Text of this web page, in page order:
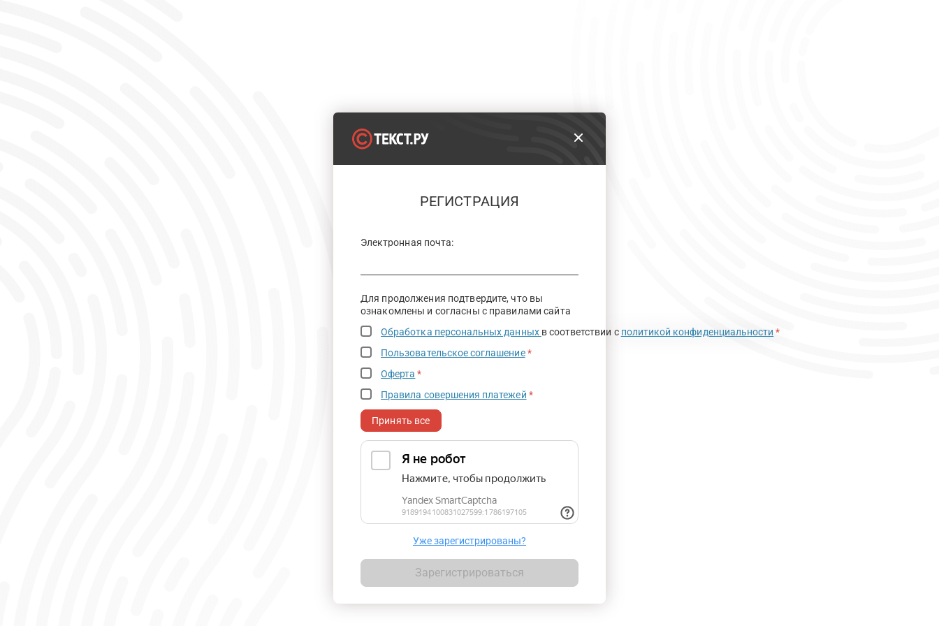
РЕГИСТРАЦИЯ
Электронная почта:
Для продолжения подтвердите, что вы
ознакомлены и согласны с правилами сайта
Обработка персональных данных в соответствии с политикой конфиденциальности *
Пользовательское соглашение *
Оферта *
Правила совершения платежей *
Принять все
Уже зарегистрированы?
Зарегистрироваться